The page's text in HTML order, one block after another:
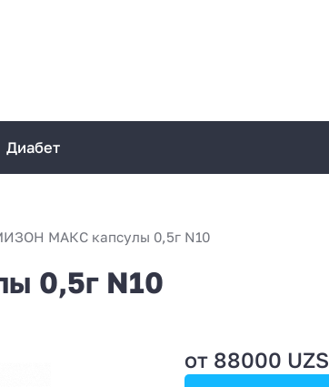
Диабет
МАКС капсулы 0,5г N10
0,5г N10
от 88000 UZS